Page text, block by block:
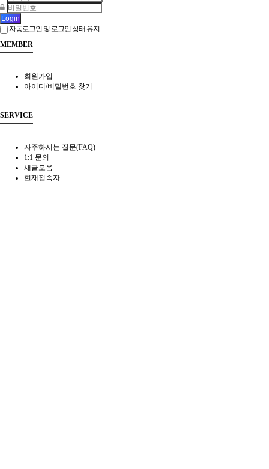
Login
자동로그인 및 로그인 상태 유지
MEMBER
회원가입
아이디/비밀번호 찾기
SERVICE
자주하시는 질문(FAQ)
1:1 문의
새글모음
현재접속자